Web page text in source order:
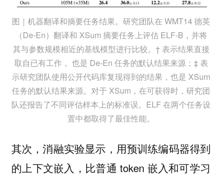
图｜机器翻译和摘要任务结果。研究团队在 WMT14 德英
（De-En）翻译和 XSum 摘要任务上评估 ELF-B，并将
其与参数规模相近的基线模型进行比较。† 表示结果直接
取自已有工作， 也是 De-En 任务的默认结果来源；‡ 表
示研究团队使用公开代码库复现得到的结果，也是 XSum
任务的默认结果来源。对于 XSum，在可获得时，研究团
队还报告了不同评估样本上的标准误。ELF 在两个任务设
置中都取得了最佳性能。
其次，消融实验显示 ，用预训练编码器得到
的上下文嵌入，比普通 token 嵌入和可学习